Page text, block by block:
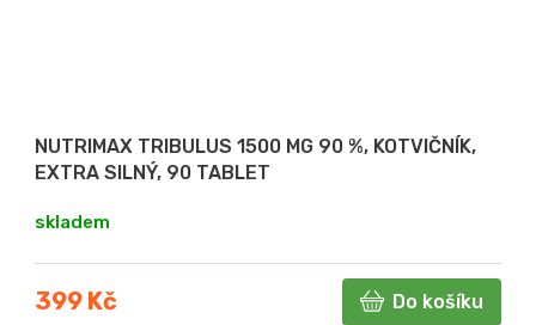
NUTRIMAX TRIBULUS 1500 MG 90 %, KOTVIČNÍK,
EXTRA SILNÝ, 90 TABLET
skladem
399 Kč Do košíku